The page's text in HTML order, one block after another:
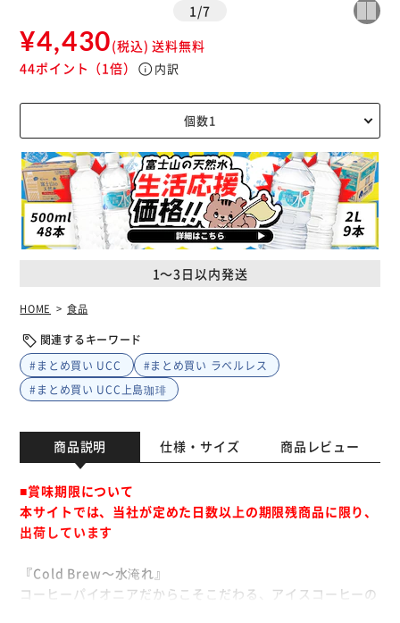
1 /7
¥4,430(税込) 送料無料
44ポイント （1倍） info内訳
1～3日以内発送
HOME 食品
関連するキーワード
#まとめ買い UCC
#まとめ買い ラベルレス
#まとめ買い UCC上島珈琲
商品説明 仕様・サイズ 商品レビュー
■賞味期限について
本サイトでは、当社が定めた日数以上の期限残商品に限り、
出荷しています
『Cold Brew～水淹れ』
コーヒーパイオニアだからこそこだわる、アイスコーヒーの